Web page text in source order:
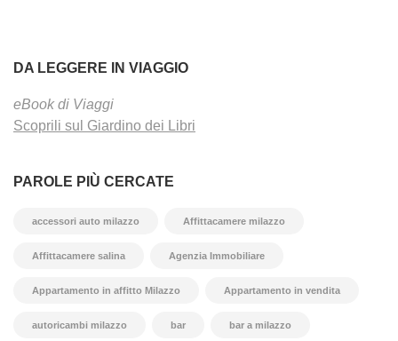
DA LEGGERE IN VIAGGIO
eBook di Viaggi
Scoprili sul Giardino dei Libri
PAROLE PIÙ CERCATE
accessori auto milazzo Affittacamere milazzo
Affittacamere salina Agenzia Immobiliare
Appartamento in affitto Milazzo Appartamento in vendita
autoricambi milazzo bar bar a milazzo